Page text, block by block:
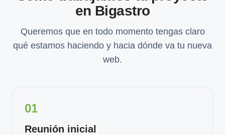
en Bigastro
Queremos que en todo momento tengas claro
qué estamos haciendo y hacia dónde va tu nueva
web.
01
Reunión inicial